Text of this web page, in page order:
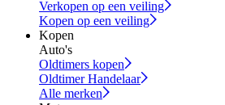
Verkopen op een veiling
Kopen op een veiling
Kopen
Auto's
Oldtimers kopen
Oldtimer Handelaar
Alle merken